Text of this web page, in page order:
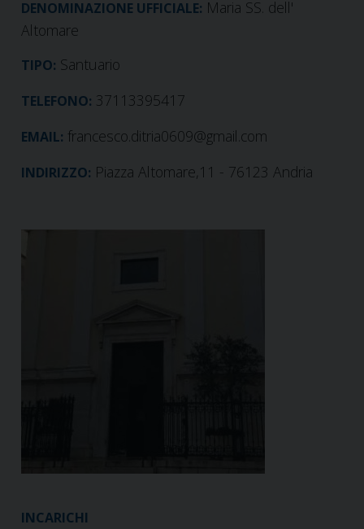
DENOMINAZIONE UFFICIALE: Maria SS. dell'
Altomare
TIPO: Santuario
TELEFONO: 37113395417
EMAIL: francesco.ditria0609@gmail.com
INDIRIZZO: Piazza Altomare,11 - 76123 Andria
INCARICHI